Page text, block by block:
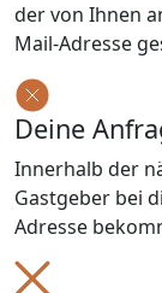
der von Ihnen
Mail-Adresse
Deine
Innerhalb der
Gastgeber bei
Adresse